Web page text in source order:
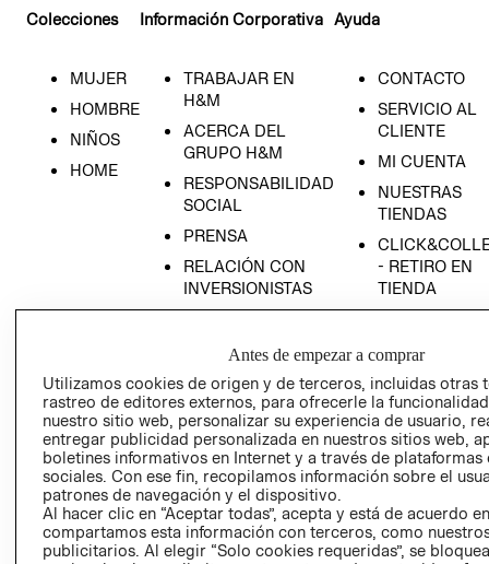
Colecciones
MUJER
HOMBRE
NIÑOS
HOME
Información Corporativa
TRABAJAR EN
H&M
ACERCA DEL
GRUPO H&M
RESPONSABILIDAD
SOCIAL
PRENSA
RELACIÓN CON
INVERSIONISTAS
Ayuda
CONTACTO
SERVICIO AL
CLIENTE
MI CUENTA
NUESTRAS
TIENDAS
- RETIRO EN
TIENDA
PRIVACIDAD
GIFT CARD
AVISO DE
COOKIES
Antes de empezar a comprar
Utilizamos cookies de origen y de terceros, incluidas otras
rastreo de editores externos, para ofrecerle la
nuestro sitio web, personalizar su experiencia de usuario,
entregar publicidad personalizada en nuestros sitios web,
boletines informativos en Internet y a través de plataformas
sociales. Con ese fin, recopilamos información sobre el
patrones de navegación y el dispositivo.
Al hacer clic en “Aceptar todas”, acepta y está de acuerdo
compartamos esta información con terceros, como
publicitarios. Al elegir “Solo cookies requeridas”, se